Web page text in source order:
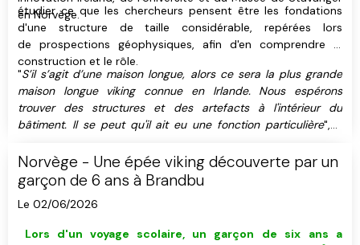
en Norvège.
étudier ce que les chercheurs pensent être les fondations
d'une structure de taille considérable, repérées lors
de prospections géophysiques, afin d'en comprendre la
construction et le rôle.
"S’il s’agit d’une maison longue, alors ce sera la plus grande
maison longue viking connue en Irlande. Nous espérons
trouver des structures et des artefacts à l'intérieur du
bâtiment. Il se peut qu'il ait eu une fonction particulière", a
à l'Université de Stavanger, qui a participé aux fouilles.
Norvège - Une épée viking découverte par un
garçon de 6 ans à Brandbu
Le 02/06/2026
Lors d'un voyage scolaire, un garçon de six ans a